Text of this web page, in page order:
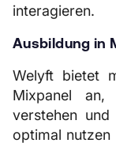
interagieren.
Ausbildung in
Welyft bietet
Mixpanel
verstehen
optimal nutzen